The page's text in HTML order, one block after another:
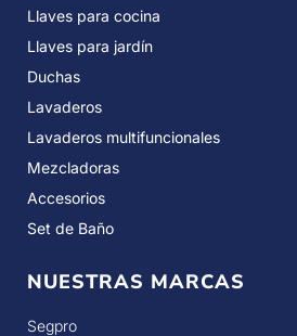
Llaves para cocina
Llaves para jardín
Duchas
Lavaderos
Lavaderos multifuncionales
Mezcladoras
Accesorios
Set de Baño
NUESTRAS MARCAS
Segpro